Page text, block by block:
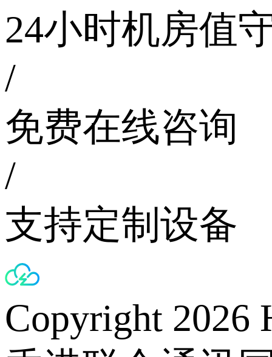
24小时机房值
/
免费在线咨询
/
支持定制设备
Copyright 2026